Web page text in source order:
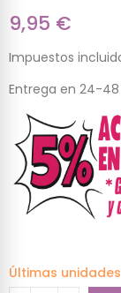
9,95 €
Impuestos
Entrega en 24-48
Últimas